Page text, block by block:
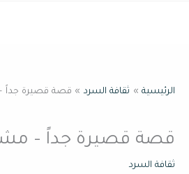
الرئيسية ثقافة السرد قصة قصيرة جداً
قصة قصيرة جداً –
ثقافة السرد